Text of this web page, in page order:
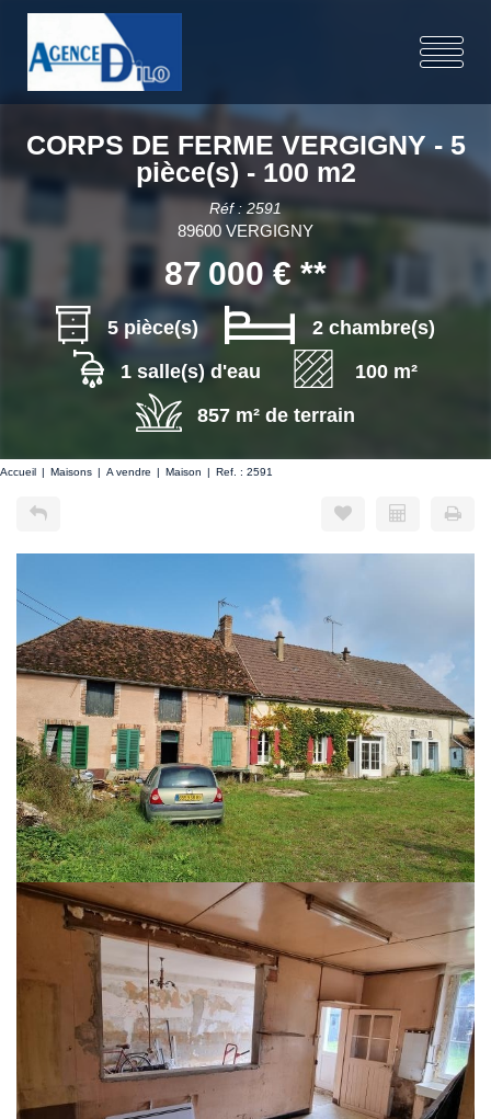
CORPS DE FERME VERGIGNY - 5
pièce(s) - 100 m2
Réf : 2591
89600 VERGIGNY
87 000 € **
5 pièce(s)
2 chambre(s)
1 salle(s) d'eau
100 m²
857 m² de terrain
Accueil Maisons A vendre Maison Ref. : 2591